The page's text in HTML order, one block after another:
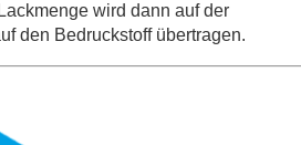
wird dann auf der
den Bedruckstoff übertragen.